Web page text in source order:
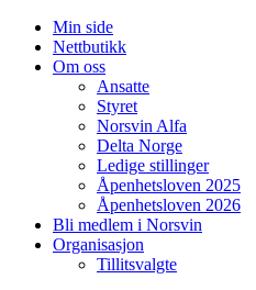
Min side
Nettbutikk
Om oss
Ansatte
Styret
Norsvin Alfa
Delta Norge
Ledige stillinger
Åpenhetsloven 2025
Åpenhetsloven 2026
Bli medlem i Norsvin
Organisasjon
Tillitsvalgte